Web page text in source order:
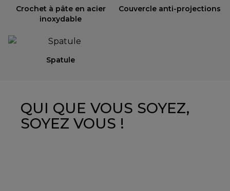
Crochet à pâte en acier
inoxydable
Couvercle anti-projections
Spatule
QUI QUE VOUS SOYEZ,
SOYEZ VOUS !